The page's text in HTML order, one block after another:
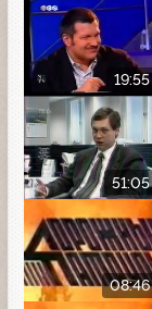
19:55
51:05
08:46